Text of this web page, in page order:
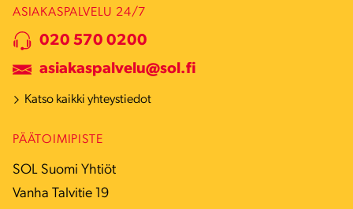
ASIAKASPALVELU 24/7
020 570 0200
asiakaspalvelu@sol.fi
Katso kaikki yhteystiedot
PÄÄTOIMIPISTE
SOL Suomi Yhtiöt
Vanha Talvitie 19